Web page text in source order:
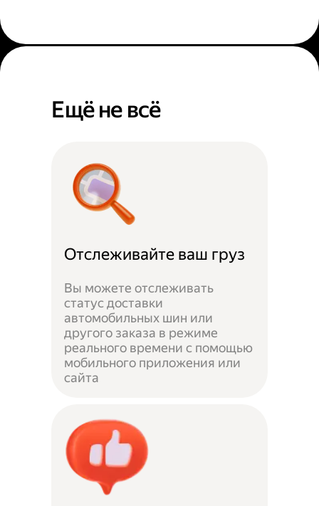
Ещё не всё
Отслеживайте ваш груз
Вы можете отслеживать
статус доставки
автомобильных шин или
другого заказа в режиме
реального времени с помощью
мобильного приложения или
сайта